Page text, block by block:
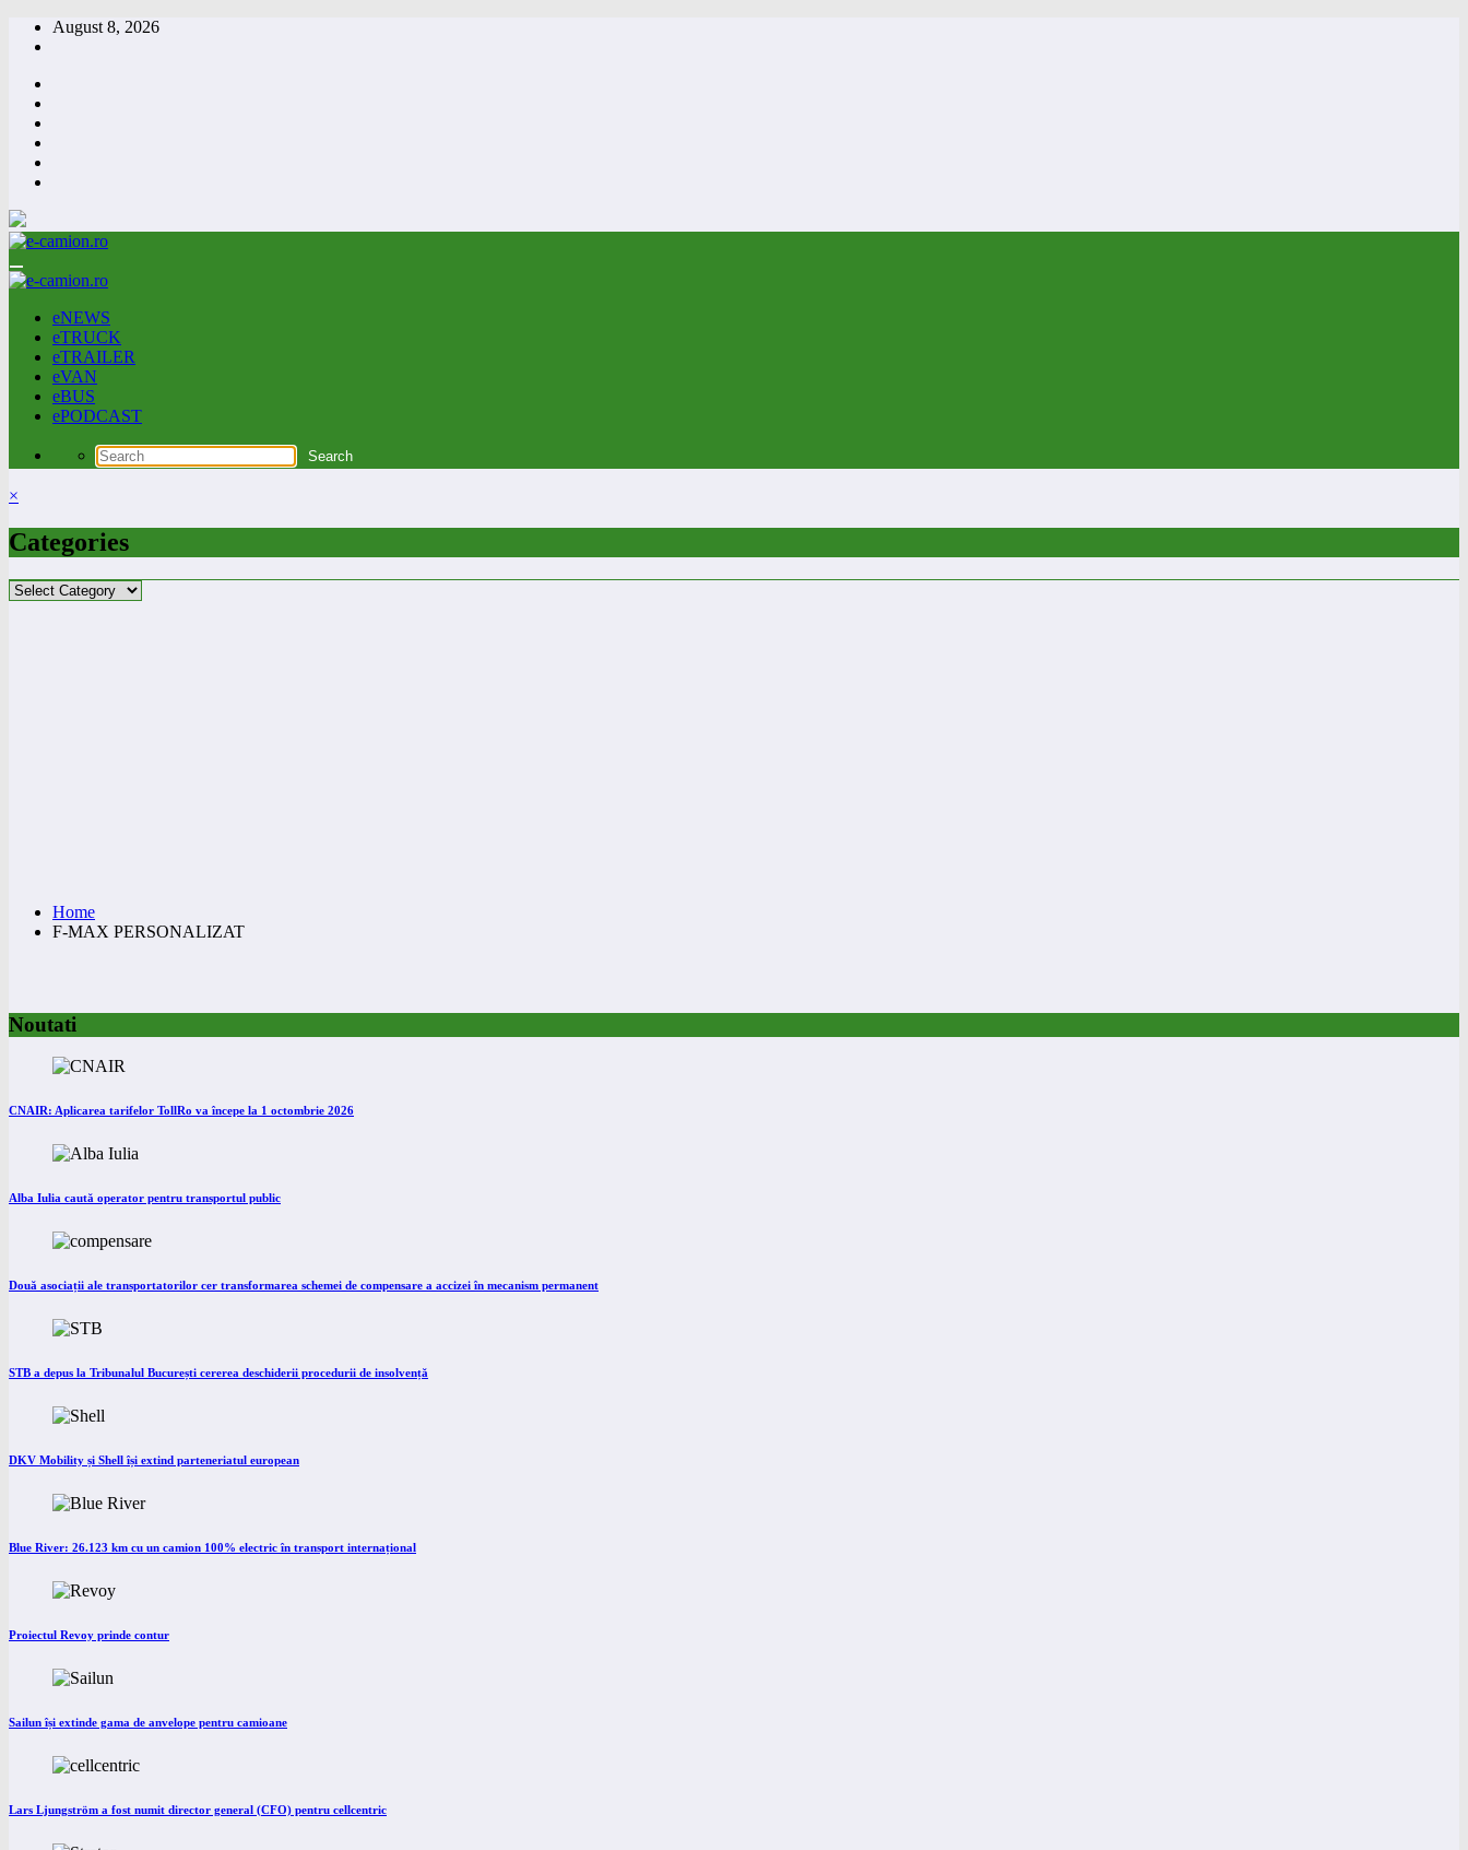
Skip
August 8, 2026
eNEWS
eTRUCK
eTRAILER
eVAN
eBUS
ePODCAST
×
Categories
Categories
Home
F-MAX PERSONALIZAT
Noutati
CNAIR: Aplicarea tarifelor TollRo va începe la 1 octombrie 2026
Alba Iulia caută operator pentru transportul public
Două asociații ale transportatorilor cer transformarea schemei de compensare a accizei în mecanism permanent
STB a depus la Tribunalul București cererea deschiderii procedurii de insolvență
DKV Mobility și Shell își extind parteneriatul european
Blue River: 26.123 km cu un camion 100% electric în transport internațional
Proiectul Revoy prinde contur
Sailun își extinde gama de anvelope pentru camioane
Lars Ljungström a fost numit director general (CFO) pentru cellcentric